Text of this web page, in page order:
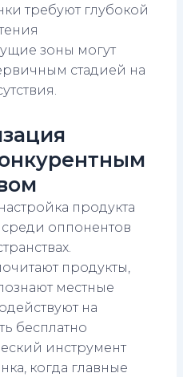
требуют глубокой
зоны могут
стадией на
продукта
оппонентов
продукты,
местные
на
бесплатно
инструмент
когда главные